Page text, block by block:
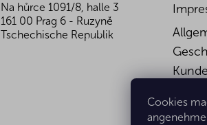
Cookies
Na hůrce 1091/8, halle 3
161 00 Prag 6 - Ruzyně
Tschechische Republik